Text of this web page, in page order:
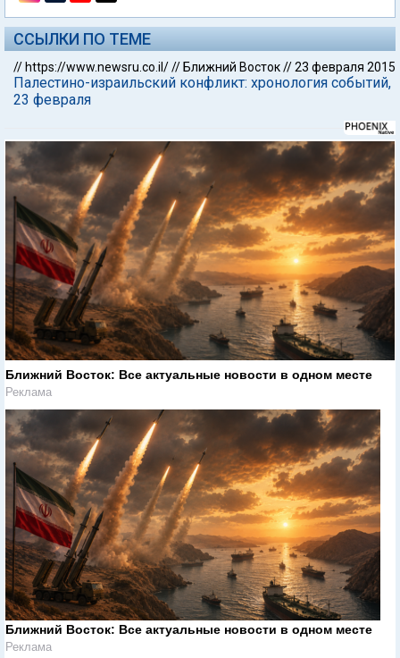
ССЫЛКИ ПО ТЕМЕ
// https://www.newsru.co.il/// Ближний Восток//23 февраля 2015
Палестино-израильский конфликт: хронология событий,
23 февраля
Ближний Восток: Все актуальные новости в одном месте
Реклама
Ближний Восток: Все актуальные новости в одном месте
Реклама